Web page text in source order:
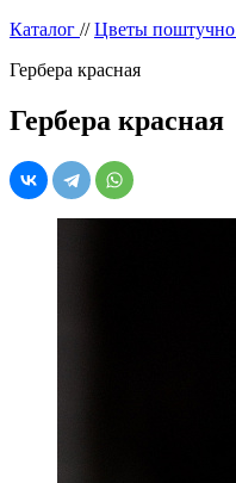
Каталог // Цветы поштучно
Гербера красная
Гербера красная